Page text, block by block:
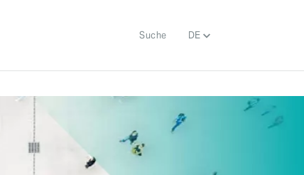
Suche DE